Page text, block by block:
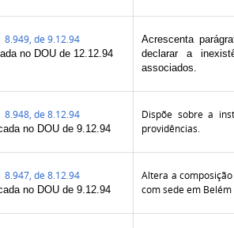
8.949, de 9.12.94
no DOU de 12.12.94
Acrescenta
declarar a
associados.
8.948, de 8.12.94
no DOU de 9.12.94
Dispõe sobre a
providências.
8.947, de 8.12.94
no DOU de 9.12.94
Altera a
com sede em